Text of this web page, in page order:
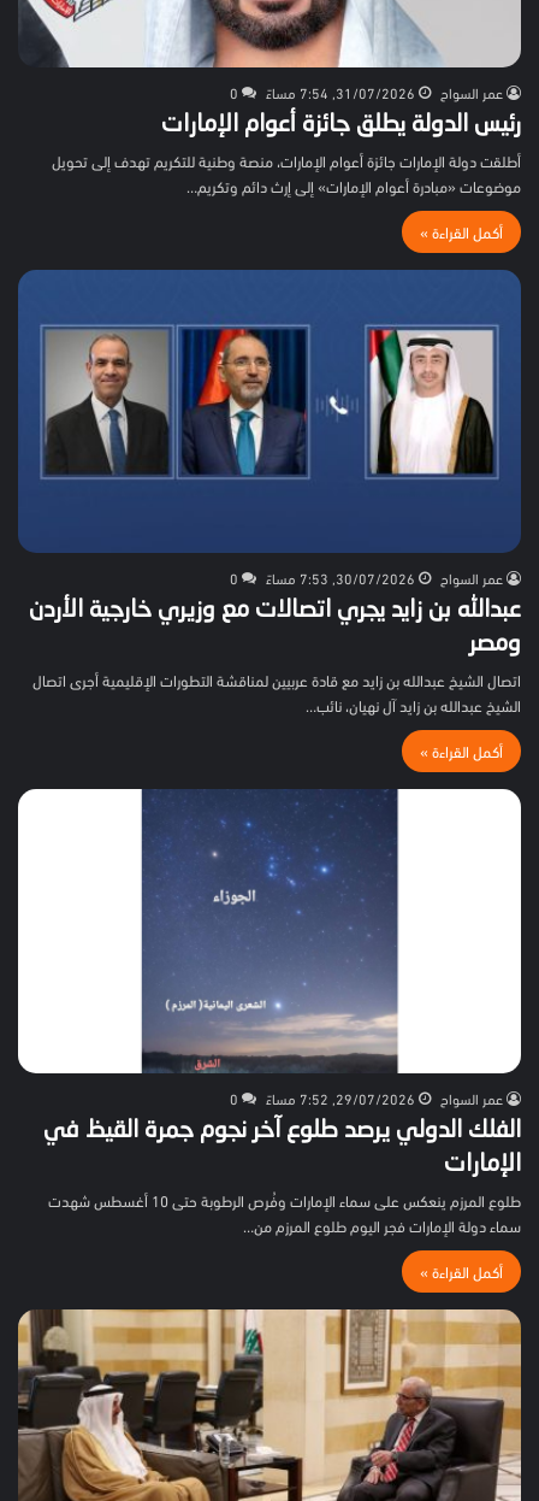
عمر السواح 31/07/2026, 7:54 مساءً 0
رئيس الدولة يطلق جائزة أعوام الإمارات
أطلقت دولة الإمارات جائزة أعوام الإمارات، منصة وطنية للتكريم تهدف إلى تحويل
موضوعات «مبادرة أعوام الإمارات» إلى إرث دائم وتكريم…
أكمل القراءة »
عمر السواح 30/07/2026, 7:53 مساءً 0
عبدالله بن زايد يجري اتصالات مع وزيري خارجية الأردن
ومصر
اتصال الشيخ عبدالله بن زايد مع قادة عربيين لمناقشة التطورات الإقليمية أجرى اتصال
الشيخ عبدالله بن زايد آل نهيان، نائب…
أكمل القراءة »
عمر السواح 29/07/2026, 7:52 مساءً 0
الفلك الدولي يرصد طلوع آخر نجوم جمرة القيظ في
الإمارات
طلوع المرزم ينعكس على سماء الإمارات وفُرص الرطوبة حتى 10 أغسطس شهدت
سماء دولة الإمارات فجر اليوم طلوع المرزم من…
أكمل القراءة »